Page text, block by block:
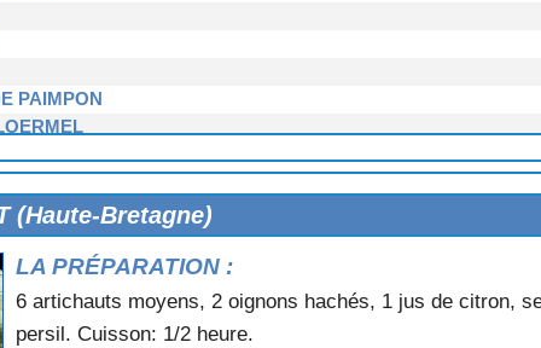
PAIMPON
froid)
Bretagne)
(Haute-Bretagne)
LA PRÉPARATION :
6 artichauts moyens, 2 oignons hachés, 1 jus de citron,
persil. Cuisson: 1/2 heure.